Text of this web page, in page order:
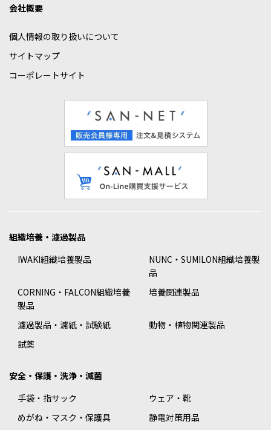
会社概要
個人情報の取り扱いについて
サイトマップ
コーポレートサイト
組織培養・濾過製品
IWAKI組織培養製品
NUNC・SUMILON組織培養製
品
CORNING・FALCON組織培養
製品
培養関連製品
濾過製品・濾紙・試験紙
動物・植物関連製品
試薬
安全・保護・洗浄・滅菌
手袋・指サック
ウェア・靴
めがね・マスク・保護具
静電対策用品